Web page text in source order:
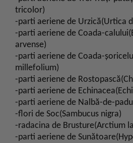
tricolor)
-parti aeriene de Urzică(Urtica
-parti aeriene de Coada-
arvense)
-parti aeriene de Coada-
millefolium)
-parti aeriene de
-parti aeriene de
-parti aeriene de Nalbă-de-
-flori de Soc(Sambucus nigra)
-radacina de Brusture(Arctium
-parti aeriene de